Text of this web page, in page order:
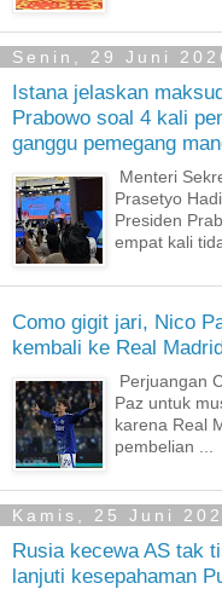
Senin, 29 Juni
Istana jelaskan
Prabowo soal 4 kali
ganggu pemegang
Menteri
Prasetyo
Presiden
empat kali
Como gigit jari, Nico
kembali ke Real
Perjuangan
Paz untuk
karena Real
pembelian ...
Kamis, 25 Juni
Rusia kecewa AS tak
lanjuti kesepahaman